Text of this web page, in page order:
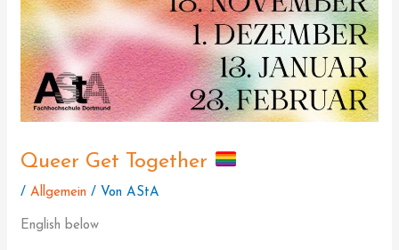
Queer Get Together
/Allgemein / VonAStA
English below